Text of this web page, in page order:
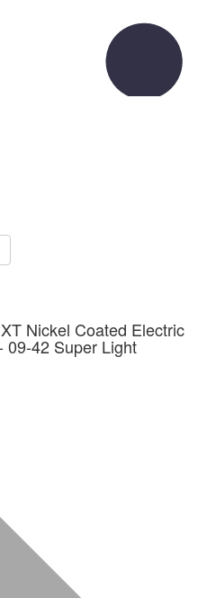
Nickel Coated Electric
09-42 Super Light